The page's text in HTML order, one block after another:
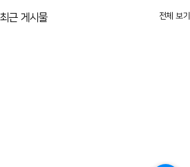
최근 게시물 전체 보기